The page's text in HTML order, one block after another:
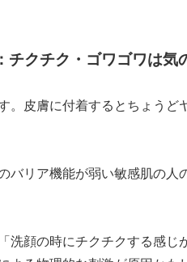
クチク・ゴワゴワは気
。皮膚に付着するとちょうど
バリア機能が弱い敏感肌の人
洗顔の時にチクチクする感